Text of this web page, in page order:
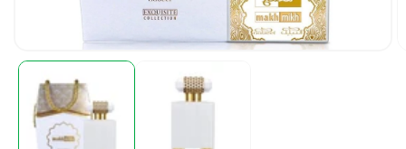
médiafájl
megnyitása
modális
párbeszédpanelen